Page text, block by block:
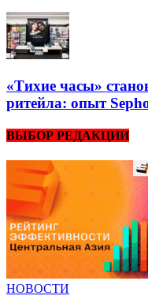
«Тихие часы»
ритейла: опыт
ВЫБОР РЕДАКЦИИ
НОВОСТИ